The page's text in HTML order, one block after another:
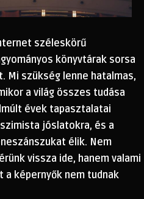
széleskörű
könyvtárak sorsa
Mi szükség lenne hatalmas,
a világ összes tudása
évek tapasztalatai
jóslatokra, és a
élik. Nem
vissza ide, hanem valami
képernyők nem tudnak